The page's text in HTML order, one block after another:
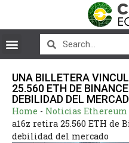
UNA BILLETERA
25.560 ETH DE
DEBILIDAD DEL
Home - Noticias Ethereum
a16z retira 25.560 ETH de
debilidad del mercado